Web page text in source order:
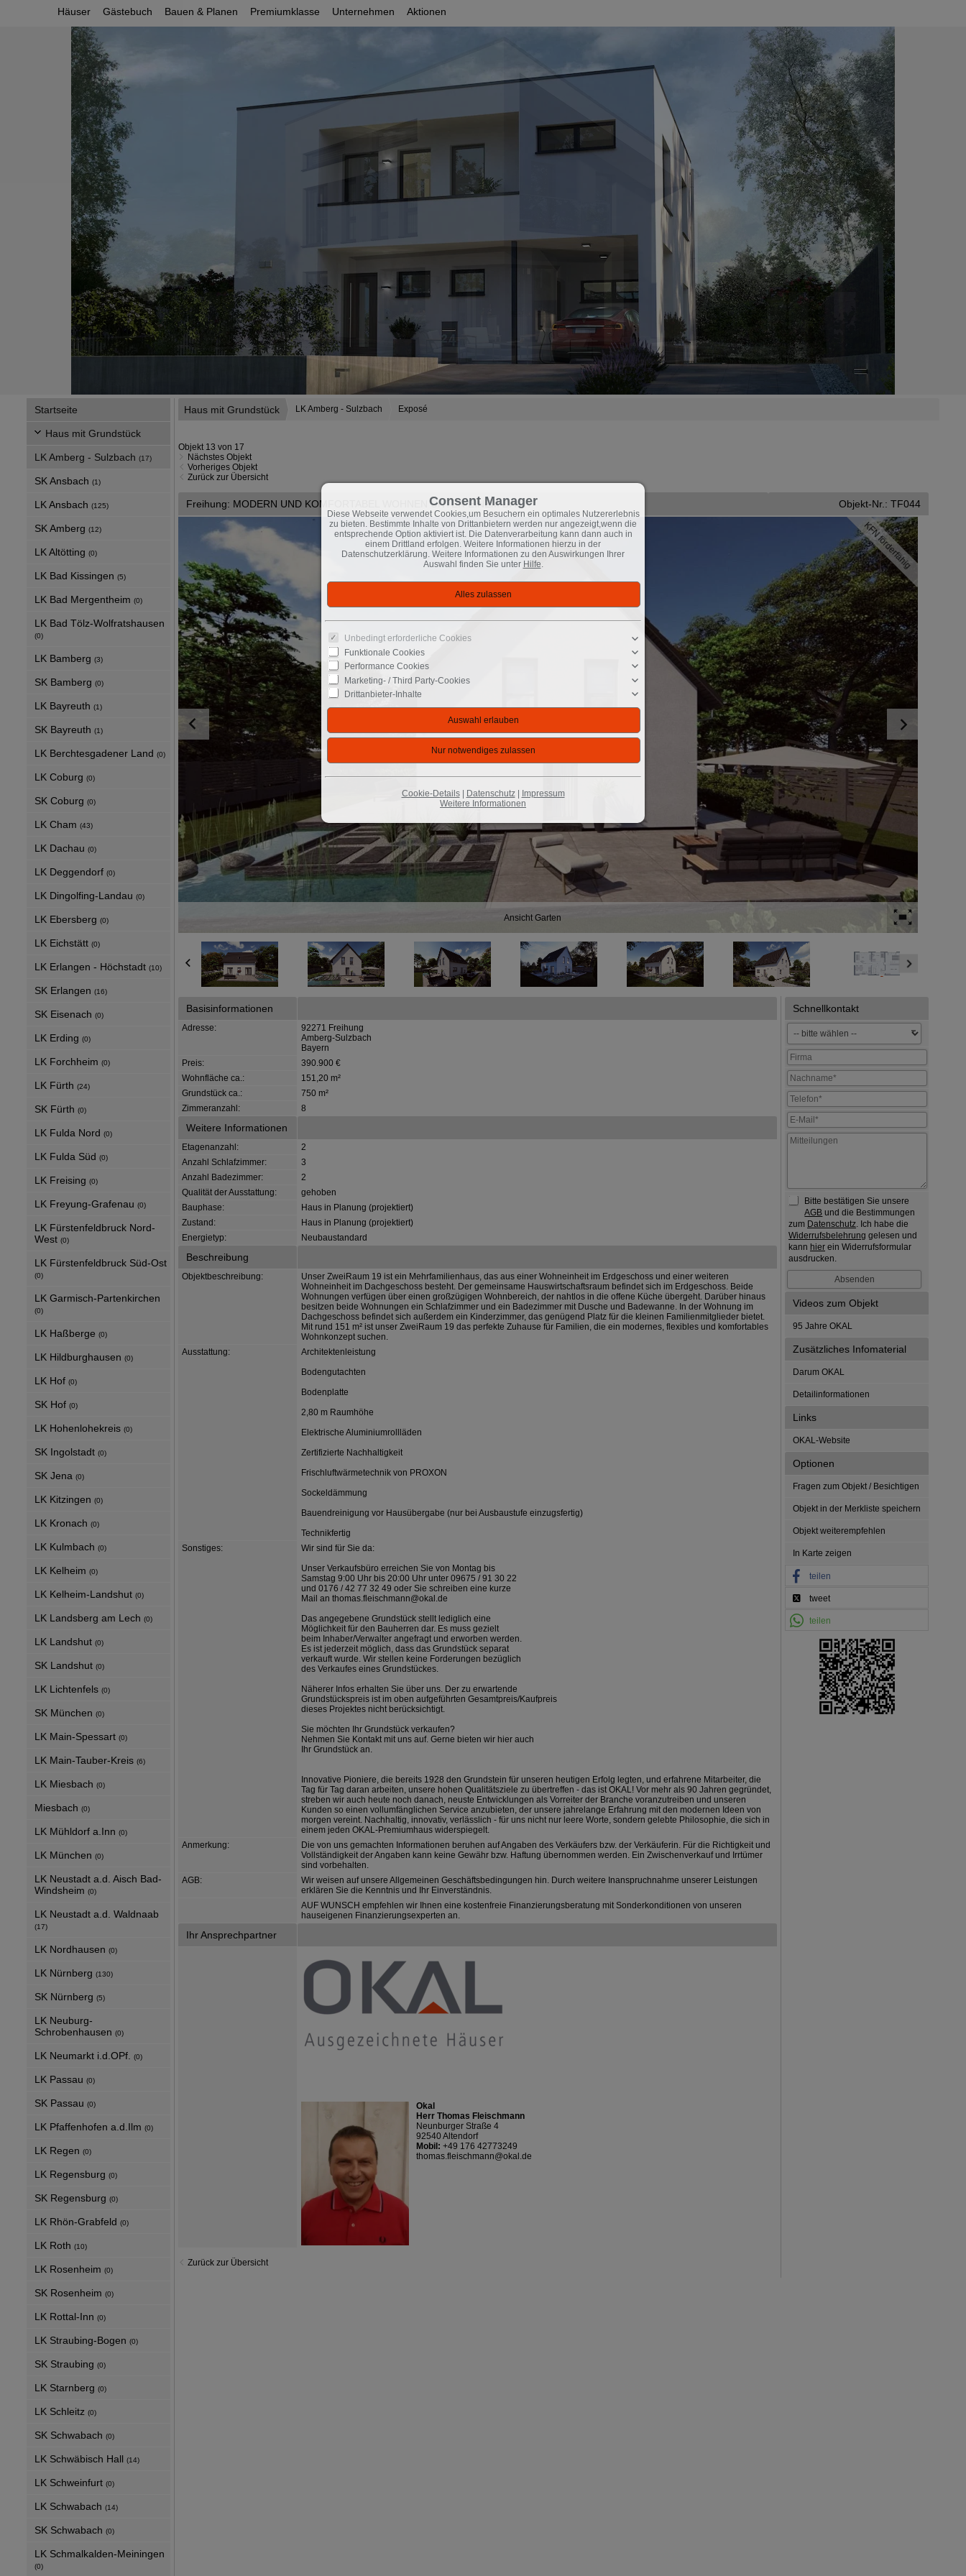
Häuser Gästebuch Bauen & Planen Premiumklasse Unternehmen Aktionen
Startseite
Haus mit Grundstück
LK Amberg - Sulzbach (17)
SK Ansbach (1)
LK Ansbach (125)
SK Amberg (12)
LK Altötting (0)
LK Bad Kissingen (5)
LK Bad Mergentheim (0)
LK Bad Tölz-Wolfratshausen
(0)
LK Bamberg (3)
SK Bamberg (0)
LK Bayreuth (1)
SK Bayreuth (1)
LK Berchtesgadener Land (0)
LK Coburg (0)
SK Coburg (0)
LK Cham (43)
LK Dachau (0)
LK Deggendorf (0)
LK Dingolfing-Landau (0)
LK Ebersberg (0)
LK Eichstätt (0)
LK Erlangen - Höchstadt (10)
SK Erlangen (16)
SK Eisenach (0)
LK Erding (0)
LK Forchheim (0)
LK Fürth (24)
SK Fürth (0)
LK Fulda Nord (0)
LK Fulda Süd (0)
LK Freising (0)
LK Freyung-Grafenau (0)
LK Fürstenfeldbruck Nord-
West (0)
LK Fürstenfeldbruck Süd-Ost
(0)
LK Garmisch-Partenkirchen
(0)
LK Haßberge (0)
LK Hildburghausen (0)
LK Hof (0)
SK Hof (0)
LK Hohenlohekreis (0)
SK Ingolstadt (0)
SK Jena (0)
LK Kitzingen (0)
LK Kronach (0)
LK Kulmbach (0)
LK Kelheim (0)
LK Kelheim-Landshut (0)
LK Landsberg am Lech (0)
LK Landshut (0)
SK Landshut (0)
LK Lichtenfels (0)
SK München (0)
LK Main-Spessart (0)
LK Main-Tauber-Kreis (6)
LK Miesbach (0)
Miesbach (0)
LK Mühldorf a.Inn (0)
LK München (0)
LK Neustadt a.d. Aisch Bad-
Windsheim (0)
LK Neustadt a.d. Waldnaab
(17)
LK Nordhausen (0)
LK Nürnberg (130)
SK Nürnberg (5)
LK Neuburg-
Schrobenhausen (0)
LK Neumarkt i.d.OPf. (0)
LK Passau (0)
SK Passau (0)
LK Pfaffenhofen a.d.Ilm (0)
LK Regen (0)
LK Regensburg (0)
SK Regensburg (0)
LK Rhön-Grabfeld (0)
LK Roth (10)
LK Rosenheim (0)
SK Rosenheim (0)
LK Rottal-Inn (0)
LK Straubing-Bogen (0)
SK Straubing (0)
LK Starnberg (0)
LK Schleitz (0)
SK Schwabach (0)
LK Schwäbisch Hall (14)
LK Schweinfurt (0)
LK Schwabach (14)
SK Schwabach (0)
LK Schmalkalden-Meiningen
(0)
Haus mit Grundstück LK Amberg - Sulzbach Exposé
Objekt 13 von 17
Nächstes Objekt
Vorheriges Objekt
Zurück zur Übersicht
Freihung: MODERN UND KOMFORTABEL WOHNEN UNTER EINEM DACH Objekt-Nr.: TF044
KFN förderfähig
Ansicht Garten
Schnellkontakt
Bitte bestätigen Sie unsere
AGB und die Bestimmungen
zum Datenschutz. Ich habe die
Widerrufsbelehrung gelesen und
kann hier ein Widerrufsformular
ausdrucken.
Videos zum Objekt
95 Jahre OKAL
Zusätzliches Infomaterial
Darum OKAL
Detailinformationen
Links
OKAL-Website
Optionen
Fragen zum Objekt / Besichtigen
Objekt in der Merkliste speichern
Objekt weiterempfehlen
In Karte zeigen
teilen
tweet
teilen
Basisinformationen
Adresse:
92271 Freihung
Amberg-Sulzbach
Bayern
Preis:
390.900 €
Wohnfläche ca.:
151,20 m²
Grundstück ca.:
750 m²
Zimmeranzahl:
8
Weitere Informationen
Etagenanzahl:
2
Anzahl Schlafzimmer:
3
Anzahl Badezimmer:
2
Qualität der Ausstattung:
gehoben
Bauphase:
Haus in Planung (projektiert)
Zustand:
Haus in Planung (projektiert)
Energietyp:
Neubaustandard
Beschreibung
Objektbeschreibung:
Unser ZweiRaum 19 ist ein Mehrfamilienhaus, das aus einer Wohneinheit im Erdgeschoss und einer weiteren
Wohneinheit im Dachgeschoss besteht. Der gemeinsame Hauswirtschaftsraum befindet sich im Erdgeschoss. Beide
Wohnungen verfügen über einen großzügigen Wohnbereich, der nahtlos in die offene Küche übergeht. Darüber hinaus
besitzen beide Wohnungen ein Schlafzimmer und ein Badezimmer mit Dusche und Badewanne. In der Wohnung im
Dachgeschoss befindet sich außerdem ein Kinderzimmer, das genügend Platz für die kleinen Familienmitglieder bietet.
Mit rund 151 m² ist unser ZweiRaum 19 das perfekte Zuhause für Familien, die ein modernes, flexibles und komfortables
Wohnkonzept suchen.
Ausstattung:
Architektenleistung
Bodengutachten
Bodenplatte
2,80 m Raumhöhe
Elektrische Aluminiumrollläden
Zertifizierte Nachhaltigkeit
Frischluftwärmetechnik von PROXON
Sockeldämmung
Bauendreinigung vor Hausübergabe (nur bei Ausbaustufe einzugsfertig)
Technikfertig
Sonstiges:
Wir sind für Sie da:
Unser Verkaufsbüro erreichen Sie von Montag bis
Samstag 9:00 Uhr bis 20:00 Uhr unter 09675 / 91 30 22
und 0176 / 42 77 32 49 oder Sie schreiben eine kurze
Mail an thomas.fleischmann@okal.de
Das angegebene Grundstück stellt lediglich eine
Möglichkeit für den Bauherren dar. Es muss gezielt
beim Inhaber/Verwalter angefragt und erworben werden.
Es ist jederzeit möglich, dass das Grundstück separat
verkauft wurde. Wir stellen keine Forderungen bezüglich
des Verkaufes eines Grundstückes.
Näherer Infos erhalten Sie über uns. Der zu erwartende
Grundstückspreis ist im oben aufgeführten Gesamtpreis/Kaufpreis
dieses Projektes nicht berücksichtigt.
Sie möchten Ihr Grundstück verkaufen?
Nehmen Sie Kontakt mit uns auf. Gerne bieten wir hier auch
Ihr Grundstück an.
Innovative Pioniere, die bereits 1928 den Grundstein für unseren heutigen Erfolg legten, und erfahrene Mitarbeiter, die
Tag für Tag daran arbeiten, unsere hohen Qualitätsziele zu übertreffen - das ist OKAL! Vor mehr als 90 Jahren gegründet,
streben wir auch heute noch danach, neuste Entwicklungen als Vorreiter der Branche voranzutreiben und unseren
Kunden so einen vollumfänglichen Service anzubieten, der unsere jahrelange Erfahrung mit den modernen Ideen von
morgen vereint. Nachhaltig, innovativ, verlässlich - für uns nicht nur leere Worte, sondern gelebte Philosophie, die sich in
einem jeden OKAL-Premiumhaus widerspiegelt.
Anmerkung:
Die von uns gemachten Informationen beruhen auf Angaben des Verkäufers bzw. der Verkäuferin. Für die Richtigkeit und
Vollständigkeit der Angaben kann keine Gewähr bzw. Haftung übernommen werden. Ein Zwischenverkauf und Irrtümer
sind vorbehalten.
AGB:
Wir weisen auf unsere Allgemeinen Geschäftsbedingungen hin. Durch weitere Inanspruchnahme unserer Leistungen
erklären Sie die Kenntnis und Ihr Einverständnis.
AUF WUNSCH empfehlen wir Ihnen eine kostenfreie Finanzierungsberatung mit Sonderkonditionen von unseren
hauseigenen Finanzierungsexperten an.
Ihr Ansprechpartner
Okal
Herr Thomas Fleischmann
Neunburger Straße 4
92540 Altendorf
Mobil: +49 176 42773249
thomas.fleischmann@okal.de
Zurück zur Übersicht
Consent Manager
Diese Webseite verwendet Cookies,um Besuchern ein optimales Nutzererlebnis
zu bieten. Bestimmte Inhalte von Drittanbietern werden nur angezeigt,wenn die
entsprechende Option aktiviert ist. Die Datenverarbeitung kann dann auch in
einem Drittland erfolgen. Weitere Informationen hierzu in der
Datenschutzerklärung. Weitere Informationen zu den Auswirkungen Ihrer
Auswahl finden Sie unter Hilfe.
Unbedingt erforderliche Cookies
Funktionale Cookies
Performance Cookies
Marketing- / Third Party-Cookies
Drittanbieter-Inhalte
Cookie-Details| Datenschutz|
Impressum
Weitere Informationen
Consent Manager
HILFE
Um fortfahren zu können,müssen Sie eine Cookie-Auswahl treffen.
erhalten Sie eine Erläuterung der verschiedenen Optionen und ihrer
Alles zulassen:
Jedes Cookie wie z.B. Tracking- und Analytische-Cookies sowie
Inhalte.
Auswahl erlauben:
Es werden nur Drittanbieter-Inhalte oder die Cookie-Arten zugelassen
den Checkboxen angehakt haben.
Nur notwendiges zulassen:
Es werden nur die technisch notwendigen Cookies zugelassen und
Drittanbieter-Inhalte.
Sie können Ihre Cookie-Einstellung jederzeit hier ändern:
Cookie-Details | Datenschutz
zurück